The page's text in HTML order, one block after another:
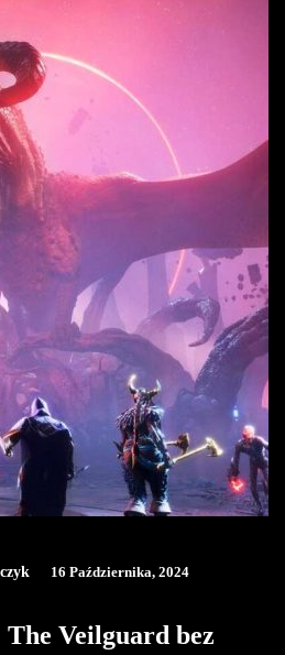
16 Października, 2024
Veilguard bez